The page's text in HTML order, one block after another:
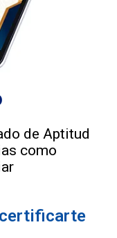
de Aptitud
como